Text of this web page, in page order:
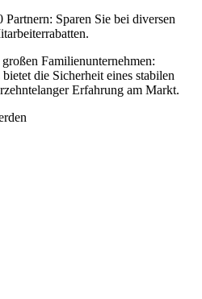
Sparen Sie bei diversen
Familienunternehmen:
die Sicherheit eines stabilen
Erfahrung am Markt.